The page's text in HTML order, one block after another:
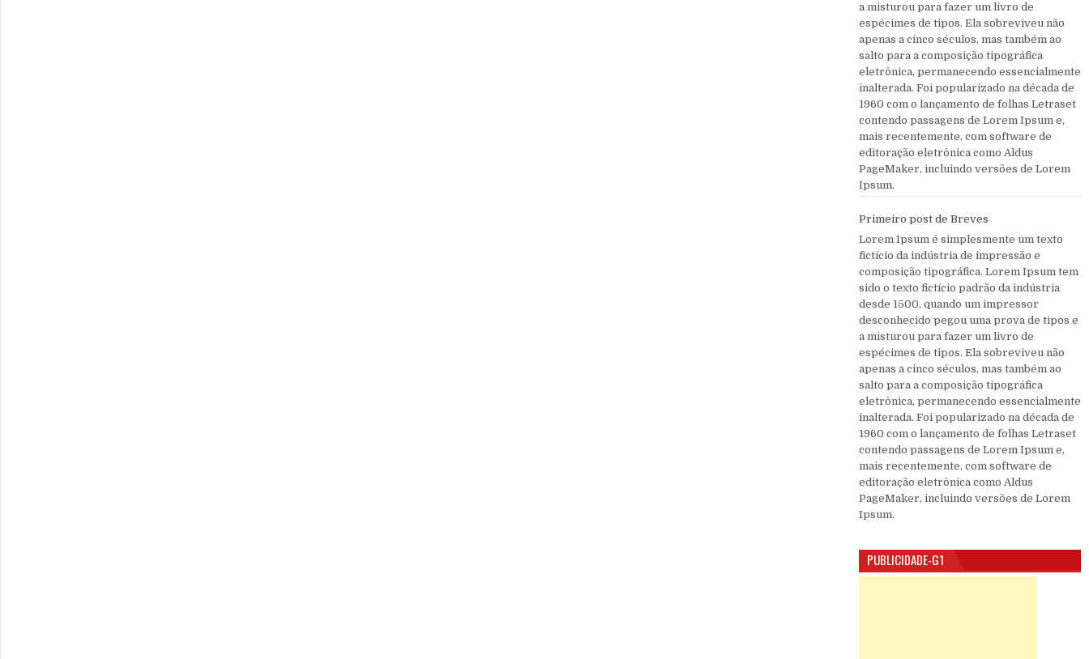
a misturou para fazer um livro de
espécimes de tipos. Ela sobreviveu não
apenas a cinco séculos, mas também ao
salto para a composição tipográfica
eletrônica, permanecendo essencialmente
inalterada. Foi popularizado na década de
1960 com o lançamento de folhas Letraset
contendo passagens de Lorem Ipsum e,
mais recentemente, com software de
editoração eletrônica como Aldus
PageMaker, incluindo versões de Lorem
Ipsum.
Primeiro post de Breves
Lorem Ipsum é simplesmente um texto
fictício da indústria de impressão e
composição tipográfica. Lorem Ipsum tem
sido o texto fictício padrão da indústria
desde 1500, quando um impressor
desconhecido pegou uma prova de tipos e
a misturou para fazer um livro de
espécimes de tipos. Ela sobreviveu não
apenas a cinco séculos, mas também ao
salto para a composição tipográfica
eletrônica, permanecendo essencialmente
inalterada. Foi popularizado na década de
1960 com o lançamento de folhas Letraset
contendo passagens de Lorem Ipsum e,
mais recentemente, com software de
editoração eletrônica como Aldus
PageMaker, incluindo versões de Lorem
Ipsum.
PUBLICIDADE-G1